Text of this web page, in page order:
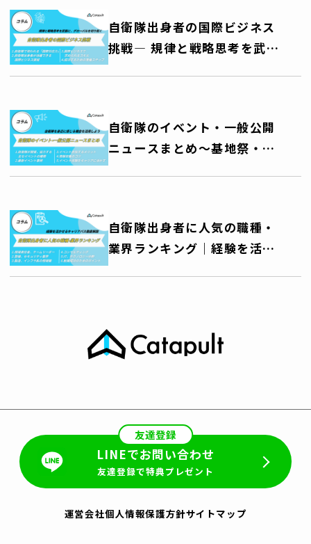
自衛隊出身者の国際ビジネス
挑戦― 規律と戦略思考を武器
に、グローバルキャリアを切
自衛隊のイベント・一般公開
ニュースまとめ～基地祭・艦
艇公開・訓練公開・音楽祭な
自衛隊出身者に人気の職種・
業界ランキング｜経験を活か
せるキャリアパス徹底解説
友達登録
LINEでお問い合わせ
友達登録で特典プレゼント
運営会社個人情報保護方針サイトマップ